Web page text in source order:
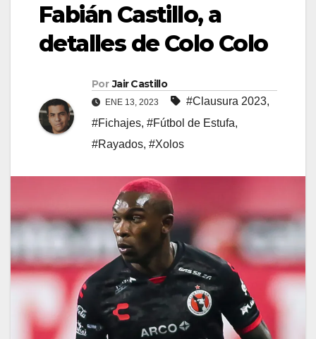
Fabián Castillo, a
detalles de Colo Colo
Por Jair Castillo
ENE 13, 2023 #Clausura 2023,
#Fichajes, #Fútbol de Estufa,
#Rayados, #Xolos